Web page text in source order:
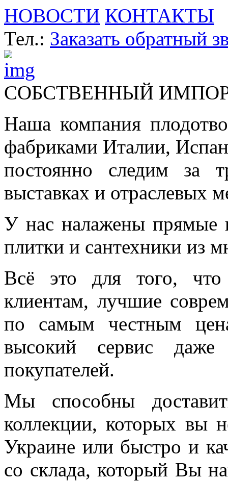
НОВОСТИ КОНТАКТЫ
Тел.: Заказать обратный
СОБСТВЕННЫЙ
Наша компания
фабриками Италии,
постоянно следим за
выставках и отраслевых
У нас налажены прямые
плитки и сантехники из
Всё это для того,
клиентам, лучшие
по самым честным
высокий сервис даже
покупателей.
Мы способны
коллекции, которых вы
Украине или быстро и
со склада, который Вы